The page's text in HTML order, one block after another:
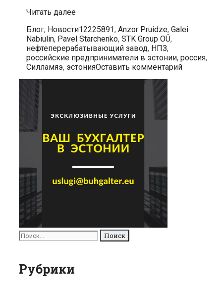
Читать далееВ
собираются
построить
нефтеперерабатывающий
завод
Рубрики
Блог, НовостиМетки
12225891, Anzor Pruidze, Galei
Nabiulin, Pavel Starchenko, STK Group OÜ,
нефтеперерабатывающий завод, НПЗ,
российские предприниматели в эстонии, россия,
Силламяэ, эстонияОставить комментарий
Поиск
для:
Рубрики